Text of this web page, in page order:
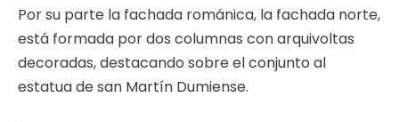
Por su parte la fachada románica, la fachada norte,
está formada por dos columnas con arquivoltas
decoradas, destacando sobre el conjunto al
estatua de san Martín Dumiense.